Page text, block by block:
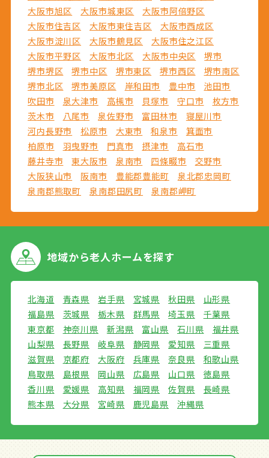
大阪市旭区
大阪市城東区
大阪市阿倍野区
大阪市住吉区
大阪市東住吉区
大阪市西成区
大阪市淀川区
大阪市鶴見区
大阪市住之江区
大阪市平野区
大阪市北区 大阪市中央区
堺市
堺市堺区
堺市中区 堺市東区 堺市西区
堺市南区
堺市北区
堺市美原区 岸和田市 豊中市
池田市
吹田市
泉大津市 高槻市 貝塚市 守口市
枚方市
茨木市
八尾市 泉佐野市 富田林市
寝屋川市
河内長野市
松原市 大東市 和泉市
箕面市
柏原市
羽曳野市 門真市 摂津市
高石市
藤井寺市
東大阪市 泉南市 四條畷市
交野市
大阪狭山市
阪南市 豊能郡豊能町
泉北郡忠岡町
泉南郡熊取町
泉南郡田尻町 泉南郡岬町
地域から老人ホームを探す
北海道 青森県 岩手県 宮城県 秋田県
山形県
福島県
茨城県 栃木県 群馬県 埼玉県
千葉県
東京都
神奈川県 新潟県 富山県 石川県
福井県
山梨県
長野県 岐阜県 静岡県 愛知県
三重県
滋賀県
京都府 大阪府 兵庫県 奈良県
和歌山県
鳥取県
島根県 岡山県 広島県 山口県
徳島県
香川県
愛媛県 高知県 福岡県 佐賀県
長崎県
熊本県
大分県 宮崎県 鹿児島県 沖縄県